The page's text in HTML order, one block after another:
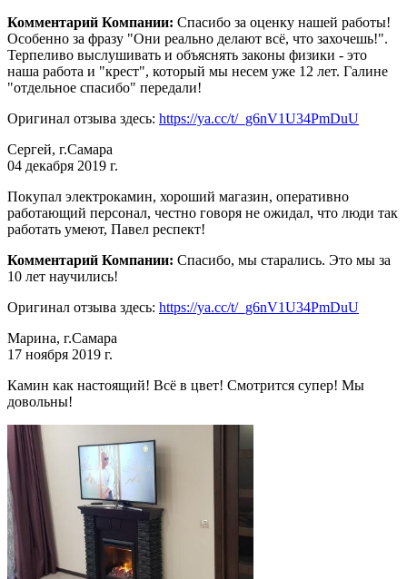
Комментарий Компании: Спасибо за оценку нашей работы!
Особенно за фразу "Они реально делают всё, что захочешь!".
Терпеливо выслушивать и объяснять законы физики - это
наша работа и "крест", который мы несем уже 12 лет. Галине
"отдельное спасибо" передали!
Оригинал отзыва здесь: https://ya.cc/t/_g6nV1U34PmDuU
Сергей, г.Самара
04 декабря 2019 г.
Покупал электрокамин, хороший магазин, оперативно
работающий персонал, честно говоря не ожидал, что люди так
работать умеют, Павел респект!
Комментарий Компании: Спасибо, мы старались. Это мы за
10 лет научились!
Оригинал отзыва здесь: https://ya.cc/t/_g6nV1U34PmDuU
Марина, г.Самара
17 ноября 2019 г.
Камин как настоящий! Всё в цвет! Смотрится супер! Мы
довольны!